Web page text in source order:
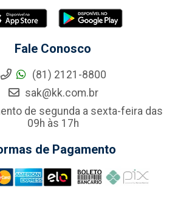
Fale Conosco
(81) 2121-8800
sak@kk.com.br
de segunda a sexta-feira das
09h às 17h
de Pagamento